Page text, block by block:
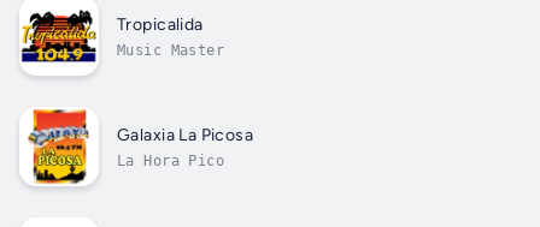
Tropicalida
Music Master
Galaxia La Picosa
La Hora Pico